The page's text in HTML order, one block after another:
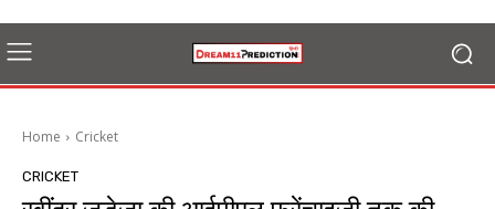
Home Cricket
CRICKET